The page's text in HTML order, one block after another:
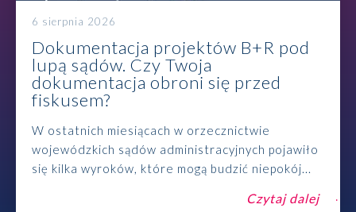
6 sierpnia 2026
Dokumentacja projektów B+R pod
lupą sądów. Czy Twoja
dokumentacja obroni się przed
fiskusem?
W ostatnich miesiącach w orzecznictwie
wojewódzkich sądów administracyjnych pojawiło
się kilka wyroków, które mogą budzić niepokój...
Czytaj dalej